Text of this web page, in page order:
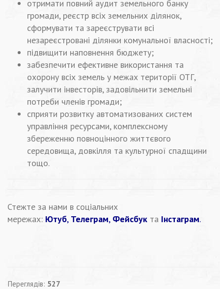
отримати повний аудит земельного банку
громади, реєстр всіх земельних ділянок,
сформувати та зареєструвати всі
незареєстровані ділянки комунальної власності;
підвищити наповнення бюджету;
забезпечити ефективне використання та
охорону всіх земель у межах території ОТГ,
залучити інвесторів, задовільнити земельні
потреби членів громади;
сприяти розвитку автоматизованих систем
управління ресурсами, комплексному
збереженню повноцінного життєвого
середовища, довкілля та культурної спадщини
тощо.
Стежте за нами в соціальних
мережах: Ютуб, Телеграм, Фейсбук та Інстаграм.
Переглядів: 527